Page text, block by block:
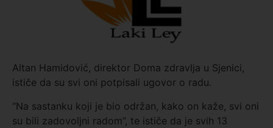
Altan Hamidović, direktor Doma zdravlja u Sjenici,
ističe da su svi oni potpisali ugovor o radu.
‘’Na sastanku koji je bio održan, kako on kaže, svi oni
su bili zadovoljni radom’’, te ističe da je svih 13